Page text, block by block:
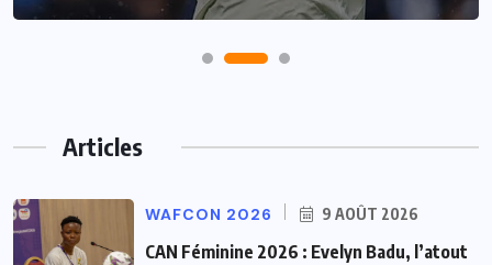
Articles
WAFCON 2026 9 AOÛT 2026
CAN Féminine 2026 : Evelyn Badu, l’atout